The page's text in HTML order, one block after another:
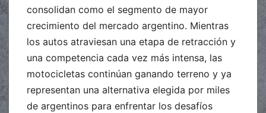
consolidan como el segmento de mayor
crecimiento del mercado argentino. Mientras
los autos atraviesan una etapa de retracción y
una competencia cada vez más intensa, las
motocicletas continúan ganando terreno y ya
representan una alternativa elegida por miles
de argentinos para enfrentar los desafíos